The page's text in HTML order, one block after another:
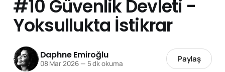
#10 Güvenlik Devleti -
Yoksullukta İstikrar
Daphne Emiroğlu
08 Mar 2026 — 5 dk okuma Paylaş